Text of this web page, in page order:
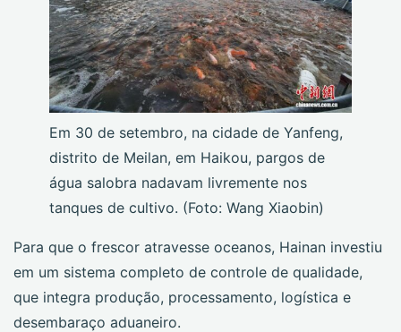
Em 30 de setembro, na cidade de Yanfeng,
distrito de Meilan, em Haikou, pargos de
água salobra nadavam livremente nos
tanques de cultivo. (Foto: Wang Xiaobin)
Para que o frescor atravesse oceanos, Hainan investiu
em um sistema completo de controle de qualidade,
que integra produção, processamento, logística e
desembaraço aduaneiro.